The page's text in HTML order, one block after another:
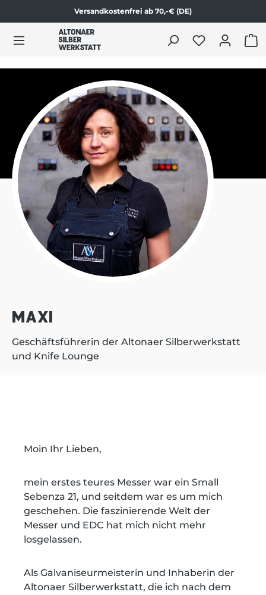
Versandkostenfrei ab 70,-€ (DE)
MAXI
Geschäftsführerin der Altonaer Silberwerkstatt
und Knife Lounge
Moin Ihr Lieben,
mein erstes teures Messer war ein Small
Sebenza 21, und seitdem war es um mich
geschehen. Die faszinierende Welt der
Messer und EDC hat mich nicht mehr
losgelassen.
Als Galvaniseurmeisterin und Inhaberin der
Altonaer Silberwerkstatt, die ich nach dem